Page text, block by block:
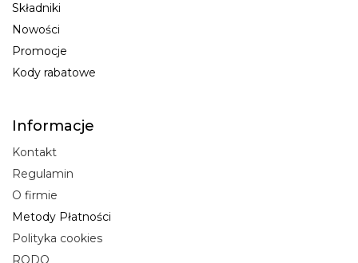
Składniki
Nowości
Promocje
Kody rabatowe
Informacje
Kontakt
Regulamin
O firmie
Metody Płatności
Polityka cookies
RODO